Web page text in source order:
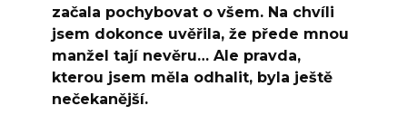
začala pochybovat o všem. Na chvíli
jsem dokonce uvěřila, že přede mnou
manžel tají nevěru… Ale pravda,
kterou jsem měla odhalit, byla ještě
nečekanější.